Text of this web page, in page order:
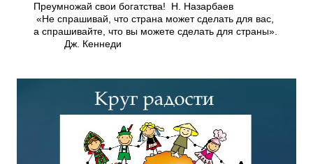
Преумножай свои богатства! Н. Назарбаев
«Не спрашивай, что страна может сделать для вас,
а спрашивайте, что вы можете сделать для страны».
Дж. Кеннеди